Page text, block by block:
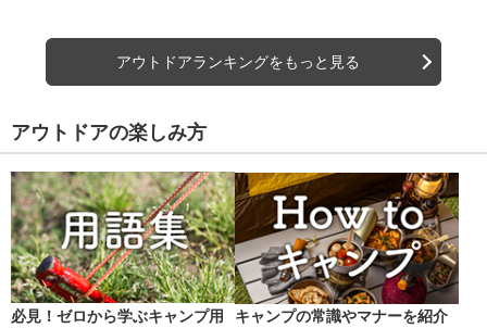
アウトドアランキングをもっと見る
アウトドアの楽しみ方
必見！ゼロから学ぶキャンプ用
キャンプの常識やマナーを紹介